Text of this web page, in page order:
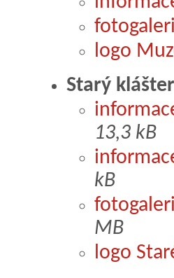
logo
Starý klášter
13,3 kB
kB
MB
logo